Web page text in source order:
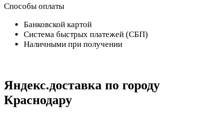
Способы оплаты
Банковской картой
Система быстрых платежей (СБП)
Наличными при получении
Яндекс.доставка по городу
Краснодару